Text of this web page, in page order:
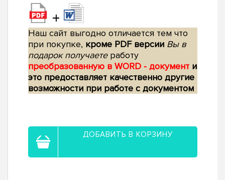
+
Наш сайт выгодно отличается тем что
при покупке, кроме PDF версии Вы в
подарок получаетеработу
преобразованную в WORD - документ и
это предоставляет качественно другие
возможности при работе с документом
ДОБАВИТЬ В КОРЗИНУ